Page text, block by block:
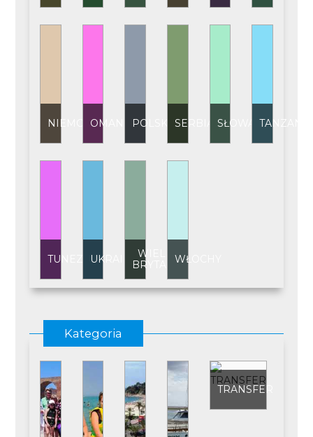
NIEMCY OMAN POLSKASERBIA SŁOWACJATANZANIA
TUNEZJAUKRAINAWIELKA
BRYTANIAWŁOCHY
Kategoria
TRANSFER